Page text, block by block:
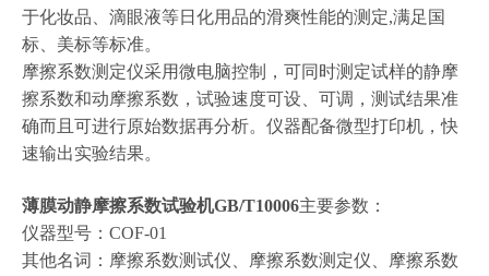
于化妆品、滴眼液等日化用品的滑爽性能的测定,满足国
标、美标等标准。
摩擦系数测定仪采用微电脑控制，可同时测定试样的静摩
擦系数和动摩擦系数，试验速度可设、可调，测试结果准
确而且可进行原始数据再分析。仪器配备微型打印机，快
速输出实验结果。
薄膜动静摩擦系数试验机GB/T10006主要参数：
仪器型号：COF-01
其他名词：摩擦系数测试仪、摩擦系数测定仪、摩擦系数